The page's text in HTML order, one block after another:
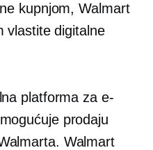
kupnjom, Walmart
vlastite digitalne
platforma za e-
prodaju
Walmart